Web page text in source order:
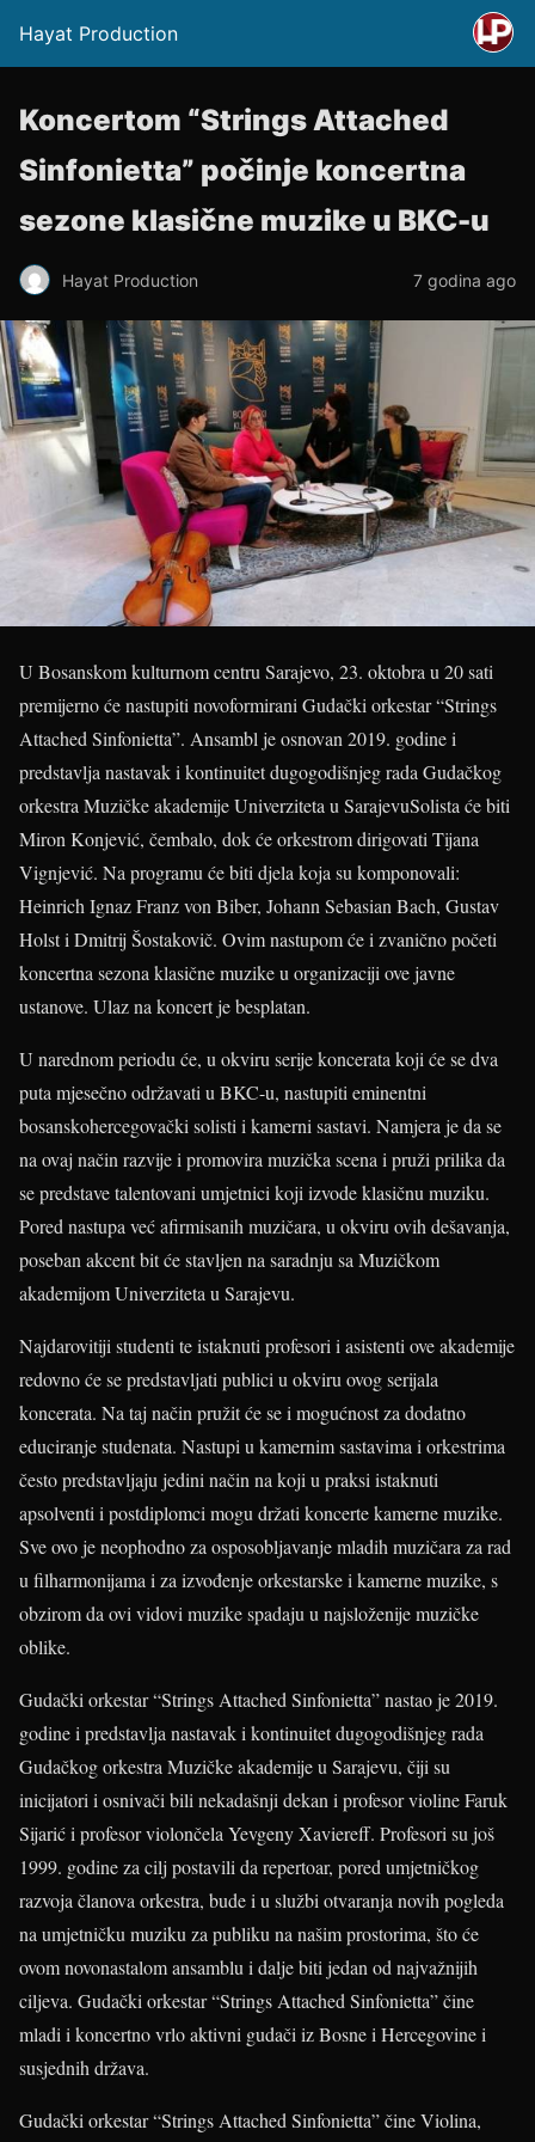
Hayat Production
Koncertom “Strings Attached
Sinfonietta” počinje koncertna
sezone klasične muzike u BKC-u
Hayat Production 7 godina ago
U Bosanskom kulturnom centru Sarajevo, 23. oktobra u 20 sati
premijerno će nastupiti novoformirani Gudački orkestar “Strings
Attached Sinfonietta”. Ansambl je osnovan 2019. godine i
predstavlja nastavak i kontinuitet dugogodišnjeg rada Gudačkog
orkestra Muzičke akademije Univerziteta u SarajevuSolista će biti
Miron Konjević, čembalo, dok će orkestrom dirigovati Tijana
Vignjević. Na programu će biti djela koja su komponovali:
Heinrich Ignaz Franz von Biber, Johann Sebasian Bach, Gustav
Holst i Dmitrij Šostakovič. Ovim nastupom će i zvanično početi
koncertna sezona klasične muzike u organizaciji ove javne
ustanove. Ulaz na koncert je besplatan.
U narednom periodu će, u okviru serije koncerata koji će se dva
puta mjesečno održavati u BKC-u, nastupiti eminentni
bosanskohercegovački solisti i kamerni sastavi. Namjera je da se
na ovaj način razvije i promovira muzička scena i pruži prilika da
se predstave talentovani umjetnici koji izvode klasičnu muziku.
Pored nastupa već afirmisanih muzičara, u okviru ovih dešavanja,
poseban akcent bit će stavljen na saradnju sa Muzičkom
akademijom Univerziteta u Sarajevu.
Najdarovitiji studenti te istaknuti profesori i asistenti ove akademije
redovno će se predstavljati publici u okviru ovog serijala
koncerata. Na taj način pružit će se i mogućnost za dodatno
educiranje studenata. Nastupi u kamernim sastavima i orkestrima
često predstavljaju jedini način na koji u praksi istaknuti
apsolventi i postdiplomci mogu držati koncerte kamerne muzike.
Sve ovo je neophodno za osposobljavanje mladih muzičara za rad
u filharmonijama i za izvođenje orkestarske i kamerne muzike, s
obzirom da ovi vidovi muzike spadaju u najsloženije muzičke
oblike.
Gudački orkestar “Strings Attached Sinfonietta” nastao je 2019.
godine i predstavlja nastavak i kontinuitet dugogodišnjeg rada
Gudačkog orkestra Muzičke akademije u Sarajevu, čiji su
inicijatori i osnivači bili nekadašnji dekan i profesor violine Faruk
Sijarić i profesor violončela Yevgeny Xaviereff. Profesori su još
1999. godine za cilj postavili da repertoar, pored umjetničkog
razvoja članova orkestra, bude i u službi otvaranja novih pogleda
na umjetničku muziku za publiku na našim prostorima, što će
ovom novonastalom ansamblu i dalje biti jedan od najvažnijih
ciljeva. Gudački orkestar “Strings Attached Sinfonietta” čine
mladi i koncertno vrlo aktivni gudači iz Bosne i Hercegovine i
susjednih država.
Gudački orkestar “Strings Attached Sinfonietta” čine Violina,